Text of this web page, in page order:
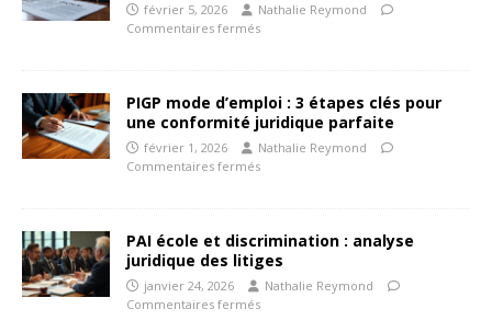
février 5, 2026
Nathalie Reymond
Commentaires fermés
PIGP mode d’emploi : 3 étapes clés pour
une conformité juridique parfaite
février 1, 2026
Nathalie Reymond
Commentaires fermés
PAI école et discrimination : analyse
juridique des litiges
janvier 24, 2026
Nathalie Reymond
Commentaires fermés